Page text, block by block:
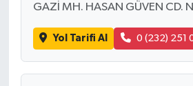
GAZİ MH. HASAN GÜVEN CD.
Yol Tarifi Al 0 (232) 251